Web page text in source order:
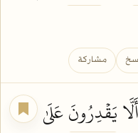
مشاركة
أَلَّايَقۡدِرُونَعَلَىٰ